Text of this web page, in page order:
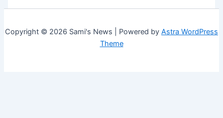
Copyright © 2026 Sami's News | Powered by Astra WordPress
Theme